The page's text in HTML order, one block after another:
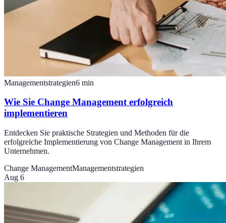
Managementstrategien6 min
Wie Sie Change Management erfolgreich
implementieren
Entdecken Sie praktische Strategien und Methoden für die
erfolgreiche Implementierung von Change Management in Ihrem
Unternehmen.
Change ManagementManagementstrategien
Aug 6